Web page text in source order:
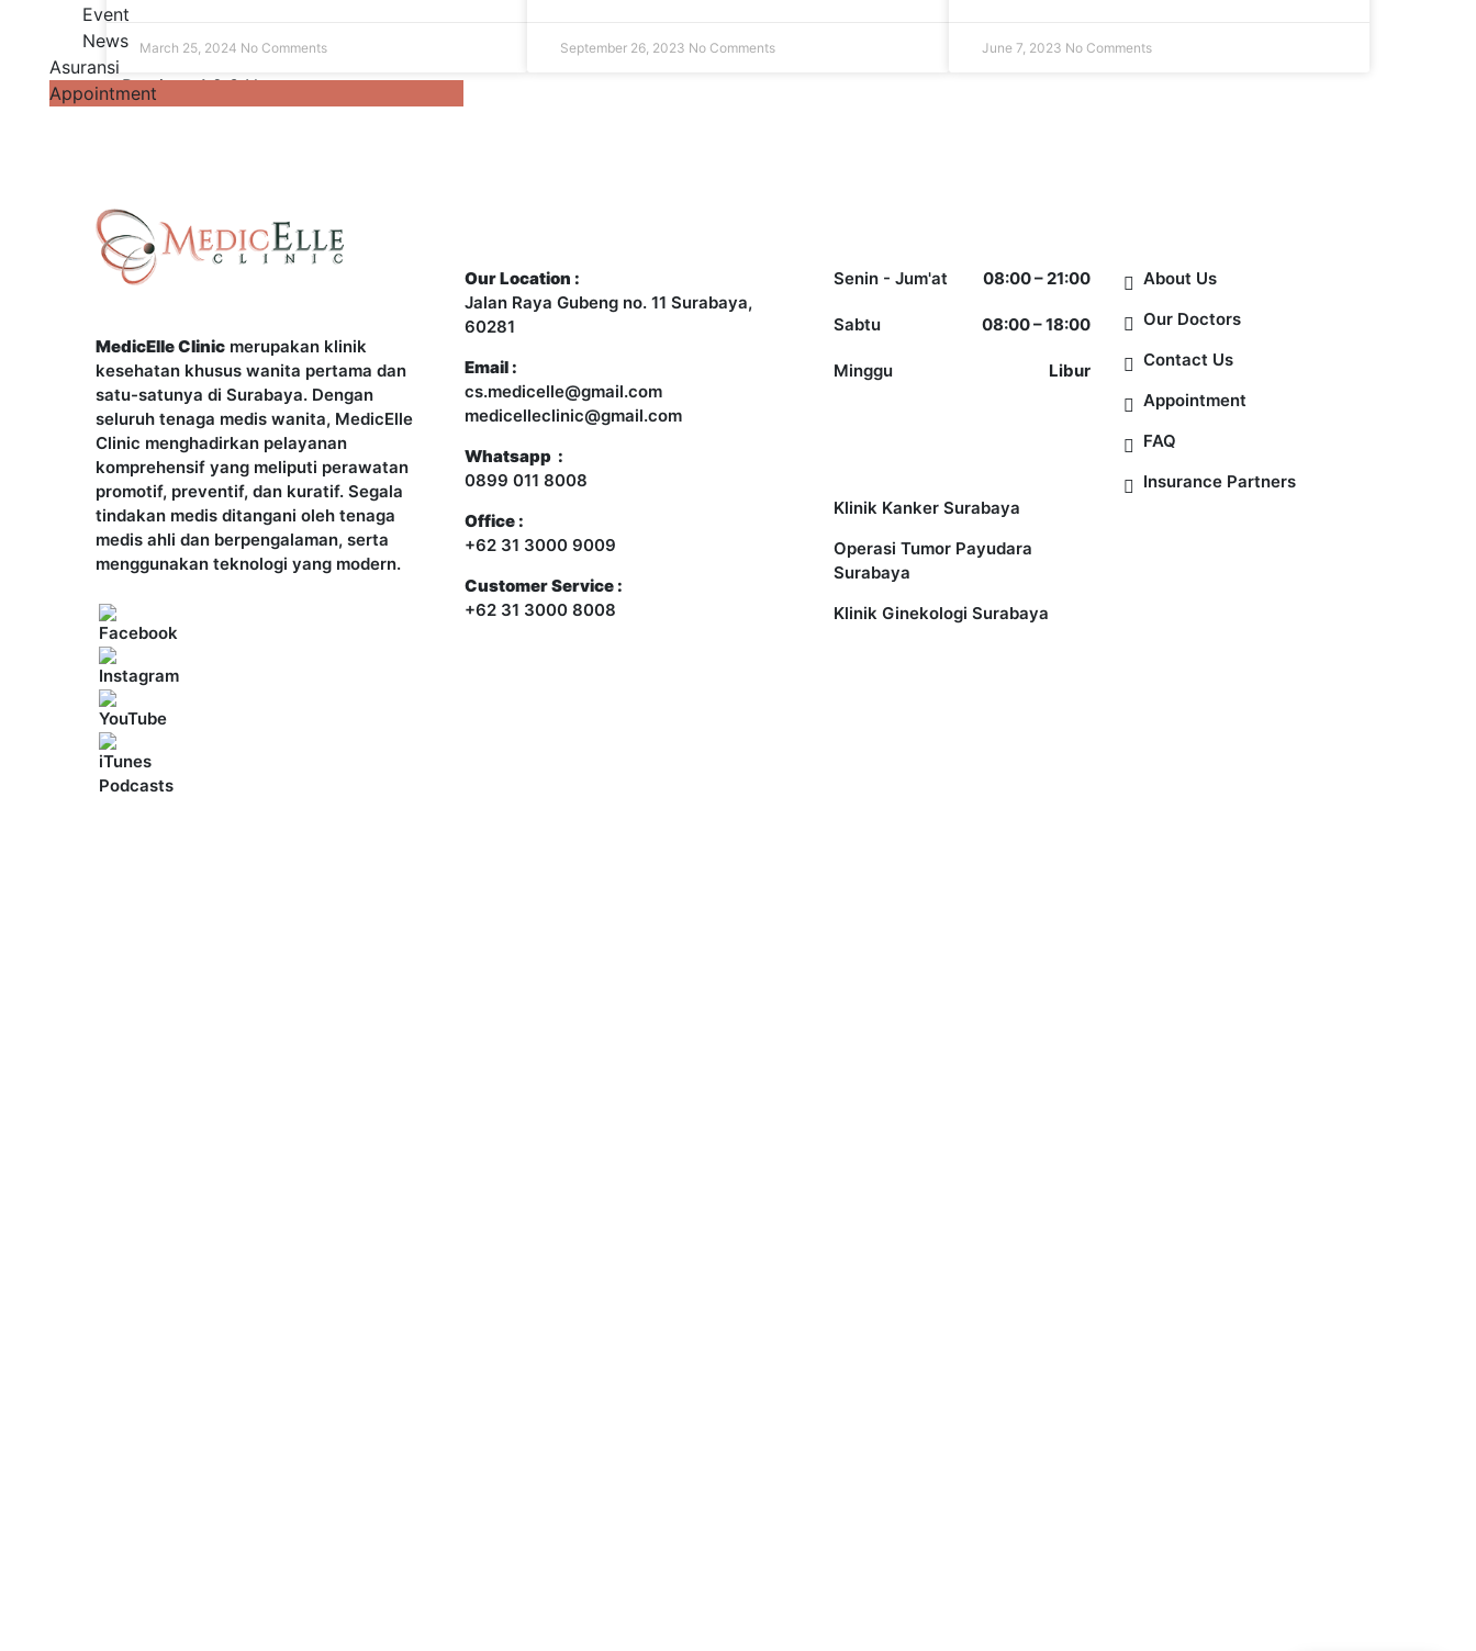
Event
News
Asuransi
Appointment
March 25, 2024 No Comments September 26, 2023 No Comments June 7, 2023 No Comments
« Previous 1 2 3 Next »
MedicElle Clinic merupakan klinik
kesehatan khusus wanita pertama dan
satu-satunya di Surabaya. Dengan
seluruh tenaga medis wanita, MedicElle
Clinic menghadirkan pelayanan
komprehensif yang meliputi perawatan
promotif, preventif, dan kuratif. Segala
tindakan medis ditangani oleh tenaga
medis ahli dan berpengalaman, serta
menggunakan teknologi yang modern.
Our Location :
Jalan Raya Gubeng no. 11 Surabaya,
60281
Email :
cs.medicelle@gmail.com
medicelleclinic@gmail.com
Whatsapp :
0899 011 8008
Office :
+62 31 3000 9009
Customer Service :
+62 31 3000 8008
Senin - Jum'at 08:00 – 21:00
Sabtu 08:00 – 18:00
Minggu Libur
Klinik Kanker Surabaya
Operasi Tumor Payudara
Surabaya
Klinik Ginekologi Surabaya
About Us
Our Doctors
Contact Us
Appointment
FAQ
Insurance Partners